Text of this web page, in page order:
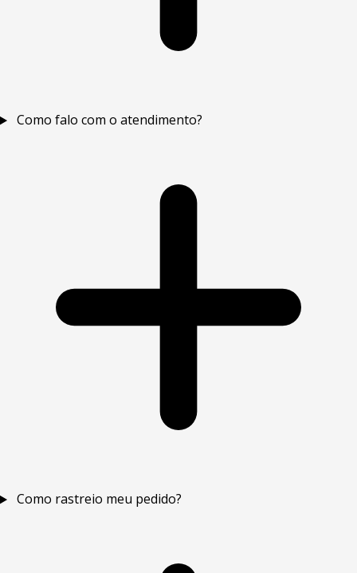
Como falo com o atendimento?
Como rastreio meu pedido?